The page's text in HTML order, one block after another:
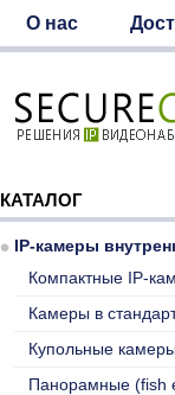
О нас
КАТАЛОГ
IP-камеры
Компактные IP-
Камеры в
Купольные камеры
Панорамные (fish